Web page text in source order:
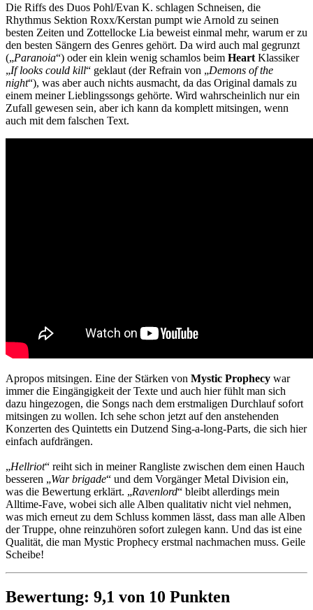
Die Riffs des Duos Pohl/Evan K. schlagen Schneisen, die
Rhythmus Sektion Roxx/Kerstan pumpt wie Arnold zu seinen
besten Zeiten und Zottellocke Lia beweist einmal mehr, warum er zu
den besten Sängern des Genres gehört. Da wird auch mal gegrunzt
(„Paranoia“) oder ein klein wenig schamlos beim Heart Klassiker
„If looks could kill“ geklaut (der Refrain von „Demons of the
night“), was aber auch nichts ausmacht, da das Original damals zu
einem meiner Lieblingssongs gehörte. Wird wahrscheinlich nur ein
Zufall gewesen sein, aber ich kann da komplett mitsingen, wenn
auch mit dem falschen Text.
Apropos mitsingen. Eine der Stärken von Mystic Prophecy war
immer die Eingängigkeit der Texte und auch hier fühlt man sich
dazu hingezogen, die Songs nach dem erstmaligen Durchlauf sofort
mitsingen zu wollen. Ich sehe schon jetzt auf den anstehenden
Konzerten des Quintetts ein Dutzend Sing-a-long-Parts, die sich hier
einfach aufdrängen.
„Hellriot“ reiht sich in meiner Rangliste zwischen dem einen Hauch
besseren „War brigade“ und dem Vorgänger Metal Division ein,
was die Bewertung erklärt. „Ravenlord“ bleibt allerdings mein
Alltime-Fave, wobei sich alle Alben qualitativ nicht viel nehmen,
was mich erneut zu dem Schluss kommen lässt, dass man alle Alben
der Truppe, ohne reinzuhören sofort zulegen kann. Und das ist eine
Qualität, die man Mystic Prophecy erstmal nachmachen muss. Geile
Scheibe!
Bewertung: 9,1 von 10 Punkten